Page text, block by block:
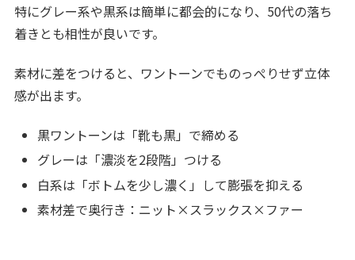
特にグレー系や黒系は簡単に都会的になり、50代の落ち
着きとも相性が良いです。
素材に差をつけると、ワントーンでものっぺりせず立体
感が出ます。
黒ワントーンは「靴も黒」で締める
グレーは「濃淡を2段階」つける
白系は「ボトムを少し濃く」して膨張を抑える
素材差で奥行き：ニット×スラックス×ファー